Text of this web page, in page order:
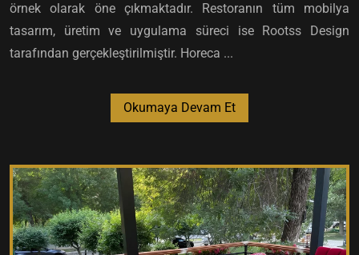
örnek olarak öne çıkmaktadır. Restoranın tüm mobilya
tasarım, üretim ve uygulama süreci ise Rootss Design
tarafından gerçekleştirilmiştir. Horeca ...
Okumaya Devam Et